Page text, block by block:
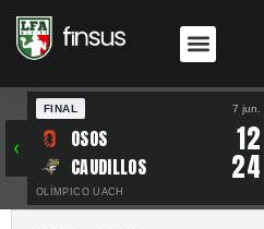
‹
FINAL 7 jun.
OSOS 12
CAUDILLOS 24
OLÍMPICO UACH